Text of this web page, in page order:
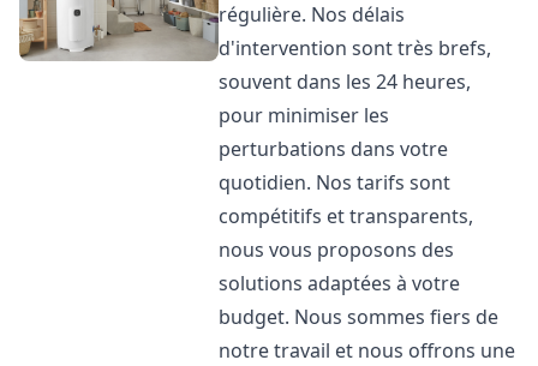
régulière. Nos délais
d'intervention sont très brefs,
souvent dans les 24 heures,
pour minimiser les
perturbations dans votre
quotidien. Nos tarifs sont
compétitifs et transparents,
nous vous proposons des
solutions adaptées à votre
budget. Nous sommes fiers de
notre travail et nous offrons une